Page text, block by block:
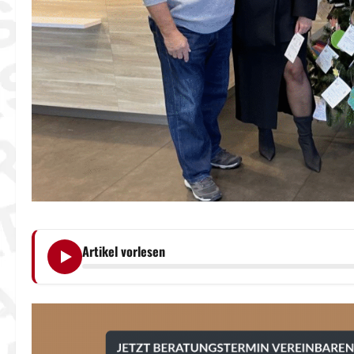
Artikel vorlesen